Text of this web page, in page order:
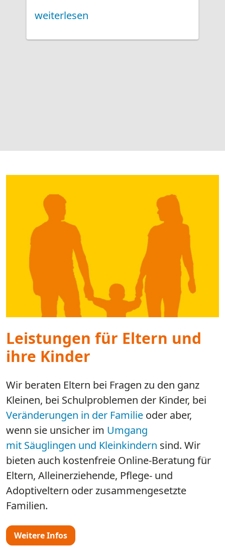
weiterlesen
Leistungen für Eltern und
ihre Kinder
Wir beraten Eltern bei Fragen zu den ganz
Kleinen, bei Schulproblemen der Kinder, bei
Veränderungen in der Familie oder aber,
wenn sie unsicher im Umgang
mit Säuglingen und Kleinkindern ​​​​​​​ sind. Wir
bieten auch kostenfreie Online-Beratung für
Eltern, Alleinerziehende, Pflege- und
Adoptiveltern oder zusammengesetzte
Familien.
Weitere Infos